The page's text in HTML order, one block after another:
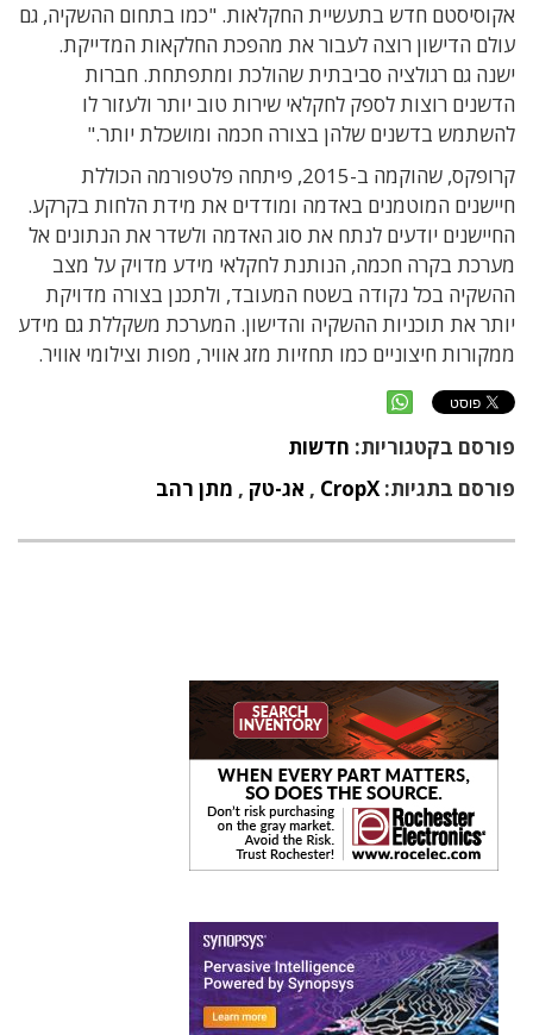
אקוסיסטם חדש בתעשיית החקלאות. "כמו בתחום ההשקיה, גם
עולם הדישון רוצה לעבור את מהפכת החלקאות המדייקת.
ישנה גם רגולציה סביבתית שהולכת ומתפתחת. חברות
הדשנים רוצות לספק לחקלאי שירות טוב יותר ולעזור לו
להשתמש בדשנים שלהן בצורה חכמה ומושכלת יותר."
קרופקס, שהוקמה ב-2015, פיתחה פלטפורמה הכוללת
חיישנים המוטמנים באדמה ומודדים את מידת הלחות בקרקע.
החיישנים יודעים לנתח את סוג האדמה ולשדר את הנתונים אל
מערכת בקרה חכמה, הנותנת לחקלאי מידע מדויק על מצב
ההשקיה בכל נקודה בשטח המעובד, ולתכנן בצורה מדויקת
יותר את תוכניות ההשקיה והדישון. המערכת משקללת גם מידע
ממקורות חיצוניים כמו תחזיות מזג אוויר, מפות וצילומי אוויר.
פורסם בקטגוריות: חדשות
פורסם בתגיות: CropX
, אג-טק , מתן רהב